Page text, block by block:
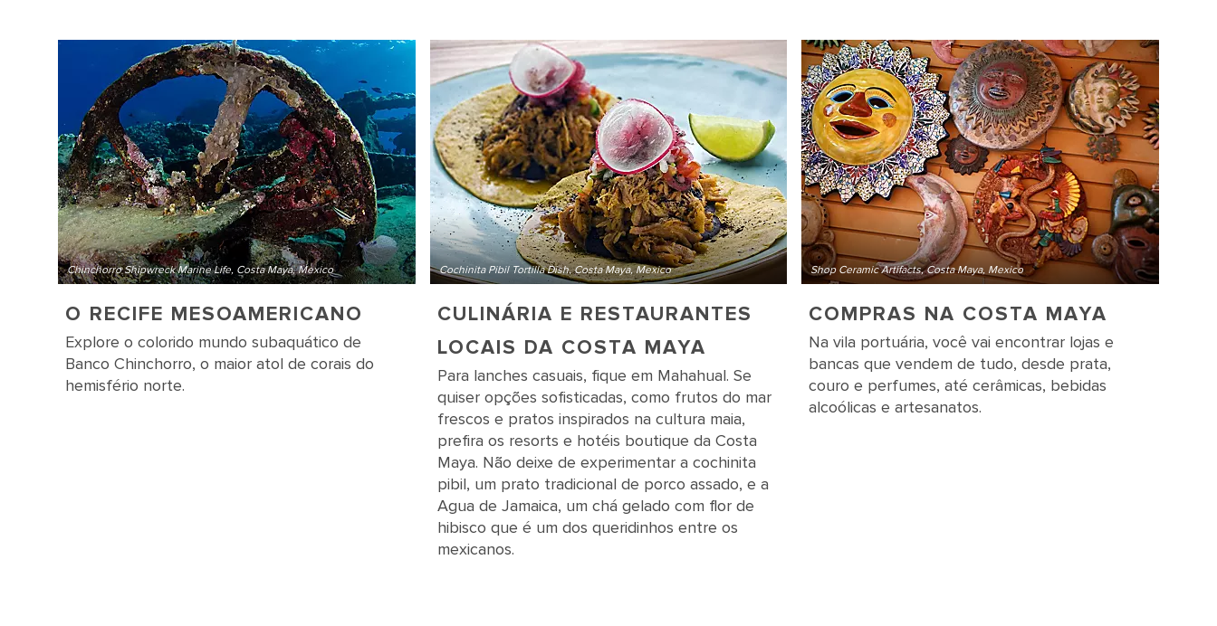
Chinchorro Shipwreck Marine Life, Costa Maya, Mexico
O RECIFE MESOAMERICANO
Explore o colorido mundo subaquático de
Banco Chinchorro, o maior atol de corais do
hemisfério norte.
Cochinita Pibil Tortilla Dish, Costa Maya, Mexico
CULINÁRIA E RESTAURANTES
LOCAIS DA COSTA MAYA
Para lanches casuais, fique em Mahahual. Se
quiser opções sofisticadas, como frutos do mar
frescos e pratos inspirados na cultura maia,
prefira os resorts e hotéis boutique da Costa
Maya. Não deixe de experimentar a cochinita
pibil, um prato tradicional de porco assado, e a
Agua de Jamaica, um chá gelado com flor de
hibisco que é um dos queridinhos entre os
mexicanos.
Shop Ceramic Artifacts, Costa Maya, Mexico
COMPRAS NA COSTA MAYA
Na vila portuária, você vai encontrar lojas e
bancas que vendem de tudo, desde prata,
couro e perfumes, até cerâmicas, bebidas
alcoólicas e artesanatos.